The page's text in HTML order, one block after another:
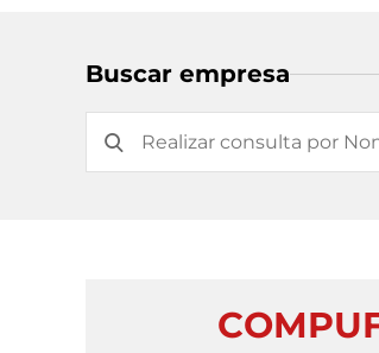
Buscar empresa